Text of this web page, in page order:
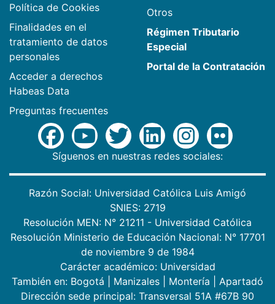
Política de Cookies
Finalidades en el
tratamiento de datos
personales
Acceder a derechos
Habeas Data
Preguntas frecuentes
Otros
Régimen Tributario
Especial
Portal de la Contratación
Síguenos en nuestras redes sociales:
Razón Social: Universidad Católica Luis Amigó
SNIES: 2719
Resolución MEN: N° 21211 - Universidad Católica
Resolución Ministerio de Educación Nacional: N° 17701
de noviembre 9 de 1984
Carácter académico: Universidad
También en: Bogotá Manizales Montería
Apartadó
Dirección sede principal: Transversal 51A #67B 90